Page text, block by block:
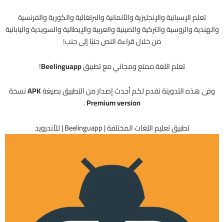
تعلم الإسبانية والإنجليزية والألمانية والبرتغالية والكورية والفرنسية
والهندية والروسية والتركية والصينية والعربية والإيطالية والسويدية واليابانية
من خلال قراءة النص جنبًا إلى جنب!
تعلم اللغة ممتع ومجاني مع تطبيقBeelinguapp
!
وفى هذه التدوينة نقدم لكم أحدث إصدار من التطبيق بصيغةAPKنسخة
Premium version
.
تطبيق تعليم اللغات المختلفة | Beelinguapp | للأندرويد